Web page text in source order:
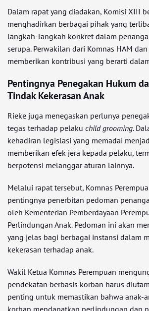
Dalam rapat yang diadakan, Komisi XIII
menghadirkan berbagai pihak yang
langkah-langkah konkret dalam
serupa. Perwakilan dari Komnas HAM
memberikan kontribusi yang berarti
Pentingnya Penegakan Hukum
Tindak Kekerasan Anak
Rieke juga menegaskan perlunya
tegas terhadap pelaku child grooming.
kehadiran legislasi yang memadai
memberikan efek jera kepada pelaku,
berpotensi melanggar aturan lainnya.
Melalui rapat tersebut, Komnas
pentingnya penerbitan pedoman
oleh Kementerian Pemberdayaan
Perlindungan Anak. Pedoman ini akan
yang jelas bagi berbagai instansi dalam
kekerasan terhadap anak.
Wakil Ketua Komnas Perempuan
pendekatan berbasis korban harus
penting untuk memastikan bahwa anak-
korban mendapatkan perlindungan dan